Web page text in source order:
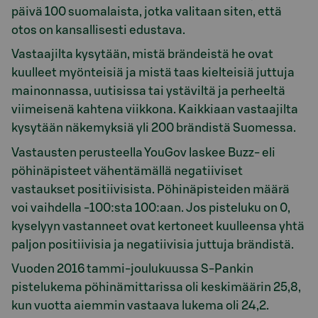
päivä 100 suomalaista, jotka valitaan siten, että
otos on kansallisesti edustava.
Vastaajilta kysytään, mistä brändeistä he ovat
kuulleet myönteisiä ja mistä taas kielteisiä juttuja
mainonnassa, uutisissa tai ystäviltä ja perheeltä
viimeisenä kahtena viikkona. Kaikkiaan vastaajilta
kysytään näkemyksiä yli 200 brändistä Suomessa.
Vastausten perusteella YouGov laskee Buzz- eli
pöhinäpisteet vähentämällä negatiiviset
vastaukset positiivisista. Pöhinäpisteiden määrä
voi vaihdella -100:sta 100:aan. Jos pisteluku on 0,
kyselyyn vastanneet ovat kertoneet kuulleensa yhtä
paljon positiivisia ja negatiivisia juttuja brändistä.
Vuoden 2016 tammi-joulukuussa S-Pankin
pistelukema pöhinämittarissa oli keskimäärin 25,8,
kun vuotta aiemmin vastaava lukema oli 24,2.